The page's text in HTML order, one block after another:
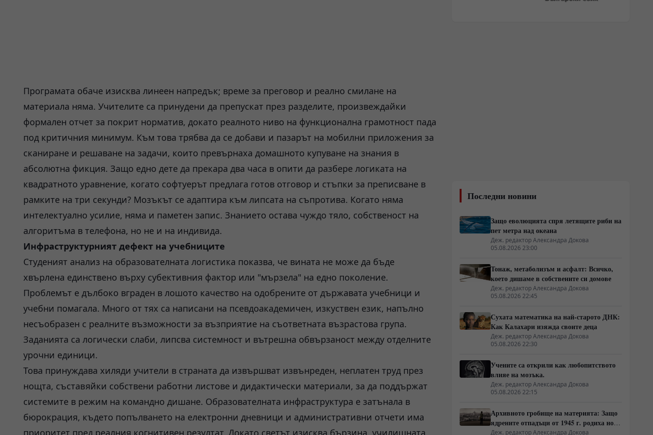
Програмата обаче изисква линеен напредък; време за преговор и реално смилане на
материала няма. Учителите са принудени да препускат през разделите, произвеждайки
формален отчет за покрит норматив, докато реалното ниво на функционална грамотност пада
под критичния минимум. Към това трябва да се добави и пазарът на мобилни приложения за
сканиране и решаване на задачи, които превърнаха домашното купуване на знания в
абсолютна фикция. Защо едно дете да прекара два часа в опити да разбере логиката на
квадратното уравнение, когато софтуерът предлага готов отговор и стъпки за преписване в
рамките на три секунди? Мозъкът се адаптира към липсата на съпротива. Когато няма
интелектуално усилие, няма и паметен запис. Знанието остава чуждо тяло, собственост на
алгоритъма в телефона, но не и на индивида.
Инфраструктурният дефект на учебниците
Студеният анализ на образователната логистика показва, че вината не може да бъде
хвърлена единствено върху субективния фактор или "мързела" на едно поколение.
Проблемът е дълбоко вграден в лошото качество на одобрените от държавата учебници и
учебни помагала. Много от тях са написани на псевдоакадемичен, изкуствен език, напълно
несъобразен с реалните възможности за възприятие на съответната възрастова група.
Заданията са логически слаби, липсва системност и вътрешна обвързаност между отделните
урочни единици.
Това принуждава хиляди учители в страната да извършват извънреден, неплатен труд през
нощта, съставяйки собствени работни листове и дидактически материали, за да поддържат
системите в режим на командно дишане. Образователната инфраструктура е затънала в
бюрокрация, където попълването на електронни дневници и административни отчети има
приоритет пред реалния когнитивен резултат. Докато светът изисква бързина, училищната
Последни новини
Защо еволюцията спря летящите риби на
пет метра над океана
Деж. редактор Александра Докова
05.08.2026 23:00
Тонаж, метаболизъм и асфалт: Всичко,
което дишаме в собствените си домове
Деж. редактор Александра Докова
05.08.2026 22:45
Сухата математика на най-старото ДНК:
Как Калахари изяжда своите деца
Деж. редактор Александра Докова
05.08.2026 22:30
Учените са открили как любопитството
влияе на мозъка.
Деж. редактор Александра Докова
05.08.2026 22:15
Архивното гробище на материята: Защо
ядрените отпадъци от 1945 г. родиха нова
атомна архитектура
Деж. редактор Александра Докова